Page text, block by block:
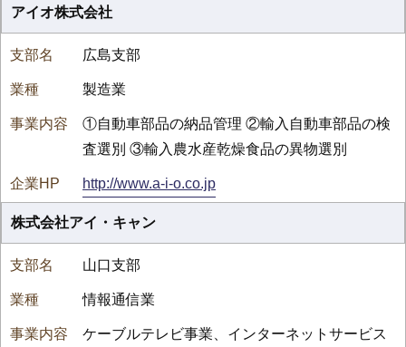
アイオ株式会社
広島支部
製造業
①自動車部品の納品管理 ②輸入自動車部品の検
査選別 ③輸入農水産乾燥食品の異物選別
http://www.a-i-o.co.jp
株式会社アイ・キャン
山口支部
情報通信業
ケーブルテレビ事業、インターネットサービス